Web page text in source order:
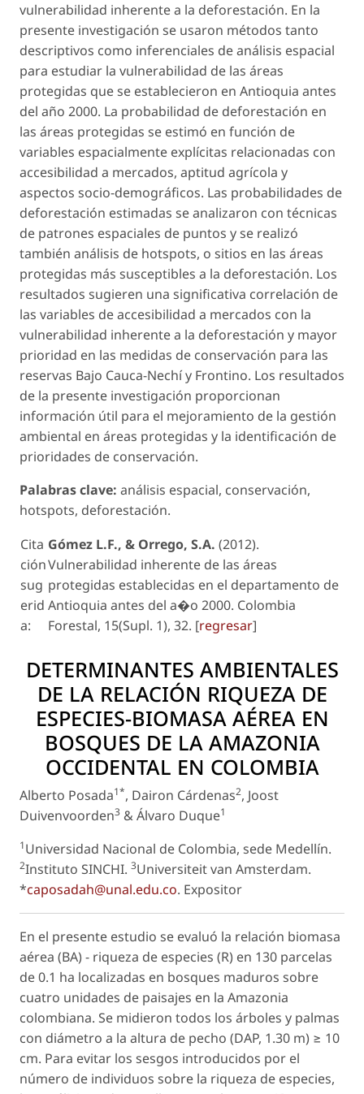
vulnerabilidad inherente a la deforestación. En la
presente investigación se usaron métodos tanto
descriptivos como inferenciales de análisis espacial
para estudiar la vulnerabilidad de las áreas
protegidas que se establecieron en Antioquia antes
del año 2000. La probabilidad de deforestación en
las áreas protegidas se estimó en función de
variables espacialmente explícitas relacionadas con
accesibilidad a mercados, aptitud agrícola y
aspectos socio-demográficos. Las probabilidades de
deforestación estimadas se analizaron con técnicas
de patrones espaciales de puntos y se realizó
también análisis de hotspots, o sitios en las áreas
protegidas más susceptibles a la deforestación. Los
resultados sugieren una significativa correlación de
las variables de accesibilidad a mercados con la
vulnerabilidad inherente a la deforestación y mayor
prioridad en las medidas de conservación para las
reservas Bajo Cauca-Nechí y Frontino. Los resultados
de la presente investigación proporcionan
información útil para el mejoramiento de la gestión
ambiental en áreas protegidas y la identificación de
prioridades de conservación.
Palabras clave: análisis espacial, conservación,
hotspots, deforestación.
Cita
ción
sug
erid
a:
Gómez L.F., & Orrego, S.A. (2012).
Vulnerabilidad inherente de las áreas
protegidas establecidas en el departamento de
Antioquia antes del a�o 2000. Colombia
Forestal, 15(Supl. 1), 32. [regresar]
DETERMINANTES AMBIENTALES
DE LA RELACIÓN RIQUEZA DE
ESPECIES-BIOMASA AÉREA EN
BOSQUES DE LA AMAZONIA
OCCIDENTAL EN COLOMBIA
Alberto Posada1*, Dairon Cárdenas2, Joost
Duivenvoorden3 & Álvaro Duque1
1Universidad Nacional de Colombia, sede Medellín.
2Instituto SINCHI. 3Universiteit van Amsterdam.
*caposadah@unal.edu.co. Expositor
En el presente estudio se evaluó la relación biomasa
aérea (BA) - riqueza de especies (R) en 130 parcelas
de 0.1 ha localizadas en bosques maduros sobre
cuatro unidades de paisajes en la Amazonia
colombiana. Se midieron todos los árboles y palmas
con diámetro a la altura de pecho (DAP, 1.30 m) ≥ 10
cm. Para evitar los sesgos introducidos por el
número de individuos sobre la riqueza de especies,